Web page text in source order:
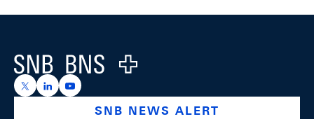
Logo
https://x.com/snb_bns
https://ch.linkedin.com/company/swiss-national-
https://www.youtube.com/@swissnationalbank
SNB NEWS ALERT